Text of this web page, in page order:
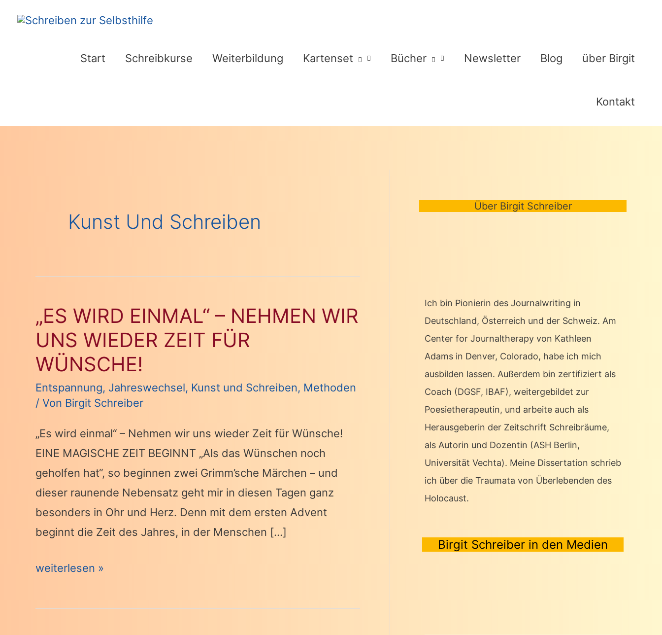
Start Schreibkurse Weiterbildung Kartenset Bücher Newsletter Blog über Birgit
Kontakt
Kunst Und Schreiben
„ES WIRD EINMAL“ – NEHMEN WIR
UNS WIEDER ZEIT FÜR
WÜNSCHE!
Entspannung, Jahreswechsel, Kunst und Schreiben, Methoden
/ Von Birgit Schreiber
„Es wird einmal“ – Nehmen wir uns wieder Zeit für Wünsche!
EINE MAGISCHE ZEIT BEGINNT „Als das Wünschen noch
geholfen hat“, so beginnen zwei Grimm’sche Märchen – und
dieser raunende Nebensatz geht mir in diesen Tagen ganz
besonders in Ohr und Herz. Denn mit dem ersten Advent
beginnt die Zeit des Jahres, in der Menschen […]
„ES
EINMAL“
weiterlesen »
Über Birgit Schreiber
Ich bin Pionierin des Journalwriting in
Deutschland, Österreich und der Schweiz. Am
Center for Journaltherapy von Kathleen
Adams in Denver, Colorado, habe ich mich
ausbilden lassen. Außerdem bin zertifiziert als
Coach (DGSF, IBAF), weitergebildet zur
Poesietherapeutin, und arbeite auch als
Herausgeberin der Zeitschrift Schreibräume,
als Autorin und Dozentin (ASH Berlin,
Universität Vechta). Meine Dissertation schrieb
ich über die Traumata von Überlebenden des
Holocaust.
Birgit Schreiber in den Medien